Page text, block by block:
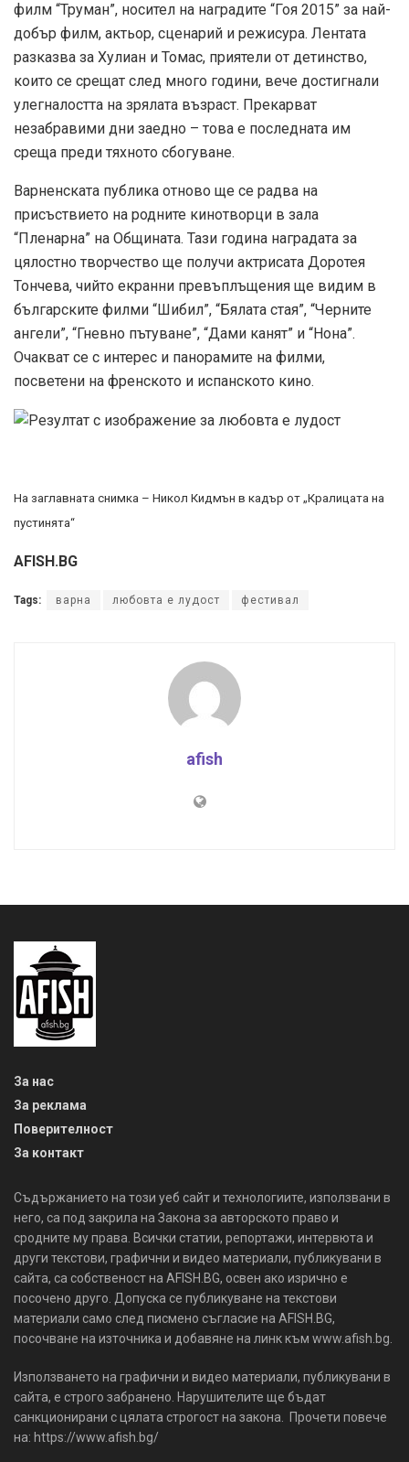
филм “Труман”, носител на наградите “Гоя 2015” за най-
добър филм, актьор, сценарий и режисура. Лентата
разказва за Хулиан и Томас, приятели от детинство,
които се срещат след много години, вече достигнали
улегналостта на зрялата възраст. Прекарват
незабравими дни заедно – това е последната им
среща преди тяхното сбогуване.
Варненската публика отново ще се радва на
присъствието на родните кинотворци в зала
“Пленарна” на Общината. Тази година наградата за
цялостно творчество ще получи актрисата Доротея
Тончева, чийто екранни превъплъщения ще видим в
българските филми “Шибил”, “Бялата стая”, “Черните
ангели”, “Гневно пътуване”, “Дами канят” и “Нона”.
Очакват се с интерес и панорамите на филми,
посветени на френското и испанското кино.
На заглавната снимка – Никол Кидмън в кадър от „Кралицата на
пустинята“
AFISH.BG
Tags: варна любовта е лудост фестивал
afish
За нас
За реклама
Поверителност
За контакт
Съдържанието на този уеб сайт и технологиите, използвани в
него, са под закрила на Закона за авторското право и
сродните му права. Всички статии, репортажи, интервюта и
други текстови, графични и видео материали, публикувани в
сайта, са собственост на AFISH.BG, освен ако изрично е
посочено друго. Допуска се публикуване на текстови
материали само след писмено съгласие на AFISH.BG,
посочване на източника и добавяне на линк към www.afish.bg.
Използването на графични и видео материали, публикувани в
сайта, е строго забранено. Нарушителите ще бъдат
санкционирани с цялата строгост на закона. Прочети повече
на: https://www.afish.bg/